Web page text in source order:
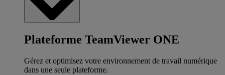
Plateforme TeamViewer ONE
Gérez et optimisez votre environnement de travail numérique
dans une seule plateforme.